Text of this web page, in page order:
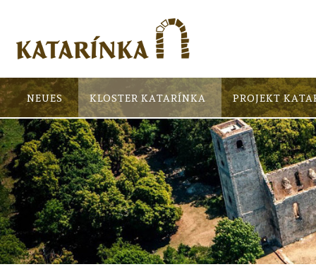
NEUES KLOSTER KATARÍNKA PROJEKT